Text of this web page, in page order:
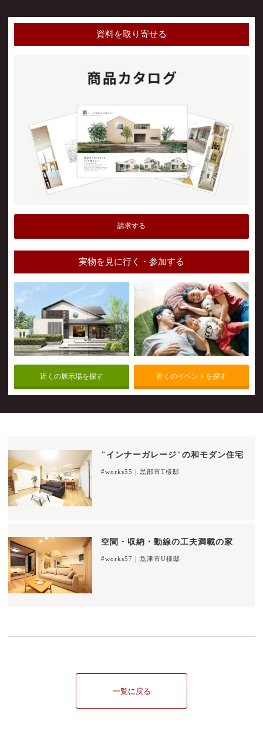
資料を取り寄せる
請求する
実物を見に行く・参加する
近くの展示場を探す 近くのイベントを探す
"インナーガレージ"の和モダン住宅
#works55｜黒部市T様邸
空間・収納・動線の工夫満載の家
#works57｜魚津市U様邸
一覧に戻る